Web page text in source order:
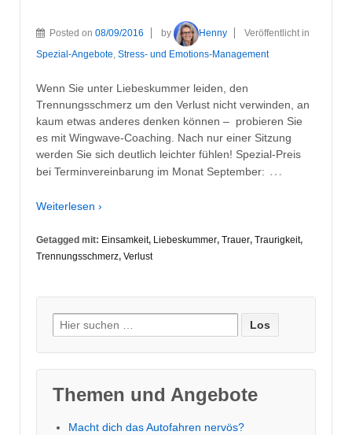
Posted on 08/09/2016 by Henny
Veröffentlicht in
Spezial-Angebote, Stress- und Emotions-Management
Wenn Sie unter Liebeskummer leiden, den
Trennungsschmerz um den Verlust nicht verwinden, an
kaum etwas anderes denken können – probieren Sie
es mit Wingwave-Coaching. Nach nur einer Sitzung
werden Sie sich deutlich leichter fühlen! Spezial-Preis
bei Terminvereinbarung im Monat September: …
Weiterlesen ›
Getagged mit: Einsamkeit, Liebeskummer, Trauer, Traurigkeit,
Trennungsschmerz, Verlust
Suche
nach:
Themen und Angebote
Macht dich das Autofahren nervös?